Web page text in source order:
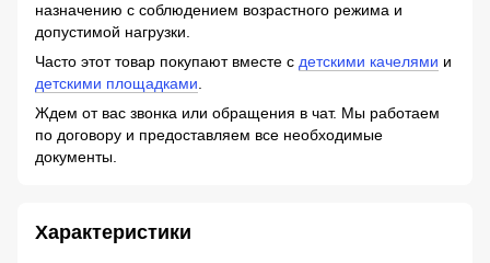
назначению с соблюдением возрастного режима и
допустимой нагрузки.
Часто этот товар покупают вместе с детскими качелями и
детскими площадками.
Ждем от вас звонка или обращения в чат. Мы работаем
по договору и предоставляем все необходимые
документы.
Характеристики